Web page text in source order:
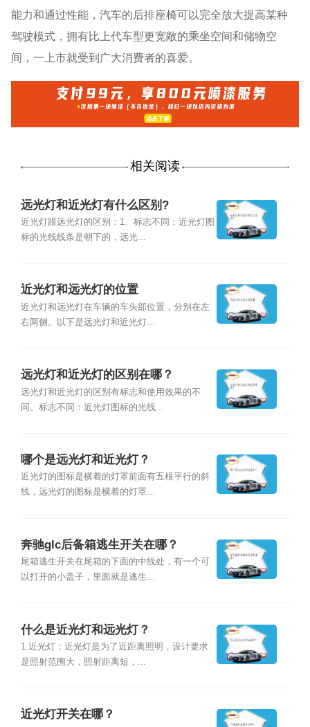
能力和通过性能，汽车的后排座椅可以完全放大提高某种
驾驶模式，拥有比上代车型更宽敞的乘坐空间和储物空
间，一上市就受到广大消费者的喜爱。
相关阅读
远光灯和近光灯有什么区别?
近光灯跟远光灯的区别：1、标志不同：近光灯图
标的光线线条是朝下的，远光...
近光灯和远光灯的位置
近光灯和远光灯在车辆的车头部位置，分别在左
右两侧。以下是远光灯和近光灯...
远光灯和近光灯的区别在哪？
远光灯和近光灯的区别有标志和使用效果的不
同。标志不同：近光灯图标的光线...
哪个是远光灯和近光灯？
近光灯的图标是横着的灯罩前面有五根平行的斜
线，远光灯的图标是横着的灯罩...
奔驰glc后备箱逃生开关在哪？
尾箱逃生开关在尾箱的下面的中线处，有一个可
以打开的小盖子，里面就是逃生...
什么是近光灯和远光灯？
1.近光灯：近光灯是为了近距离照明，设计要求
是照射范围大，照射距离短，...
近光灯开关在哪？